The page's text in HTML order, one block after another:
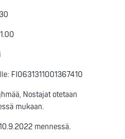
FI0631311001367410
Nostajat otetaan
mukaan.
mennessä.